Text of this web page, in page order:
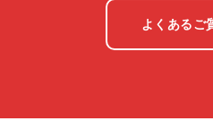
よくあるご